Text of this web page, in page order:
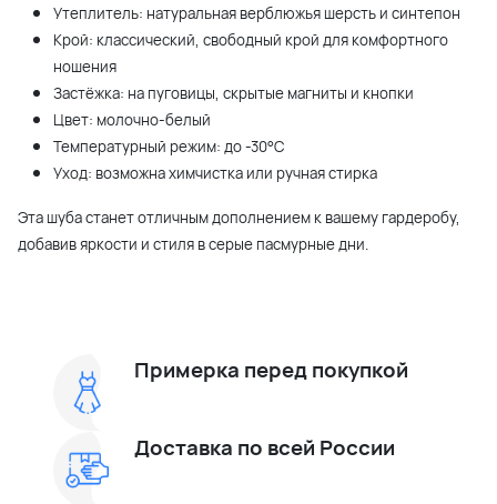
Утеплитель: натуральная верблюжья шерсть и синтепон
Крой: классический, свободный крой для комфортного
ношения
Застёжка: на пуговицы, скрытые магниты и кнопки
Цвет: молочно-белый
Температурный режим: до -30°C
Уход: возможна химчистка или ручная стирка
Эта шуба станет отличным дополнением к вашему гардеробу,
добавив яркости и стиля в серые пасмурные дни.
Примерка перед покупкой
Доставка по всей России